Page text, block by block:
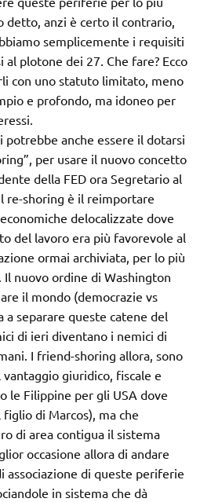
detto, anzi è certo il contrario,
semplicemente i requisiti
plotone dei 27. Che fare? Ecco
con uno statuto limitato, meno
e profondo, ma idoneo per
potrebbe anche essere il dotarsi
per usare il nuovo concetto
della FED ora Segretario al
re-shoring è il reimportare
delocalizzate dove
del lavoro era più favorevole al
ormai archiviata, per lo più
Il nuovo ordine di Washington
il mondo (democrazie vs
a separare queste catene del
di ieri diventano i nemici di
I friend-shoring allora, sono
giuridico, fiscale e
le Filippine per gli USA dove
di Marcos), ma che
di area contigua il sistema
occasione allora di andare
associazione di queste periferie
in sistema che dà